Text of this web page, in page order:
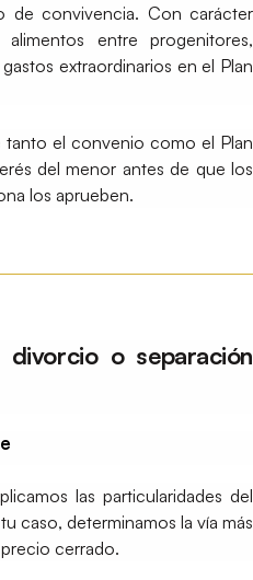
de convivencia. Con carácter
entre progenitores,
extraordinarios en el Plan
tanto el convenio como el Plan
del menor antes de que los
los aprueben.
o separación
las particularidades del
caso, determinamos la vía más
cerrado.